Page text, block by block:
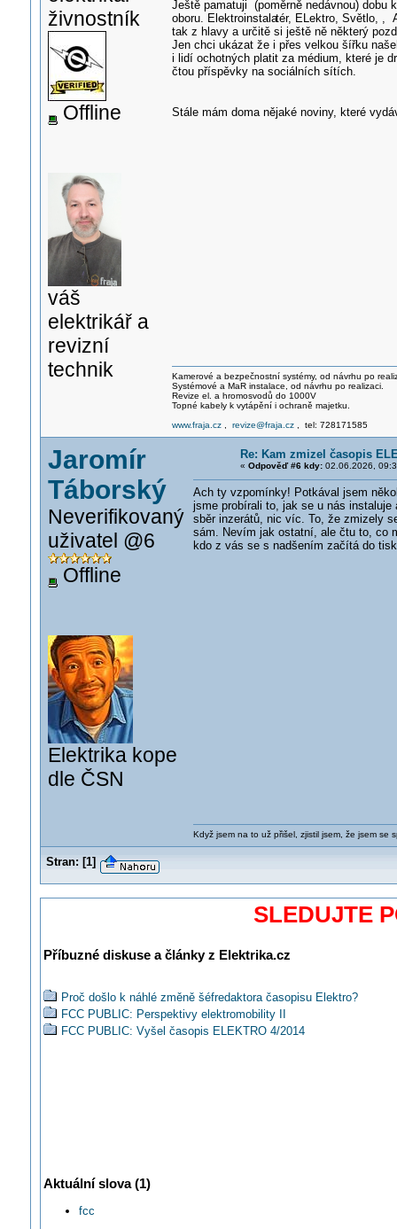
živnostník
Offline
váš
elektrikář a
revizní
technik
Ještě pamatuji (poměrně nedávnou) dobu
oboru. Elektroinstalatér, ELektro, Světlo, ,
tak z hlavy a určitě si ještě ně některý
Jen chci ukázat že i přes velkou šířku
i lidí ochotných platit za médium, které je
čtou příspěvky na sociálních sítích.
Stále mám doma nějaké noviny, které
Kamerové a bezpečnostní systémy, od návrhu po
Systémové a MaR instalace, od návrhu po realizaci.
Revize el. a hromosvodů do 1000V
Topné kabely k vytápění i ochraně majetku.
www.fraja.cz, revize@fraja.cz, tel: 728171585
Jaromír
Táborský
Neverifikovaný
uživatel @6
Offline
Elektrika kope
dle ČSN
Re: Kam zmizel časopis
« Odpověď #6 kdy:02.06.2026,
Ach ty vzpomínky! Potkával jsem
jsme probírali to, jak se u nás
sběr inzerátů, nic víc. To, že zmizely
sám. Nevím jak ostatní, ale čtu to, co
kdo z vás se s nadšením začítá do
Když jsem na to už přišel, zjistil jsem, že jsem se
Stran: [1]
SLEDUJTE
Příbuzné diskuse a články z Elektrika.cz
Proč došlo k náhlé změně šéfredaktora časopisu Elektro?
FCC PUBLIC: Perspektivy elektromobility II
FCC PUBLIC: Vyšel časopis ELEKTRO 4/2014
Aktuální slova (1)
fcc